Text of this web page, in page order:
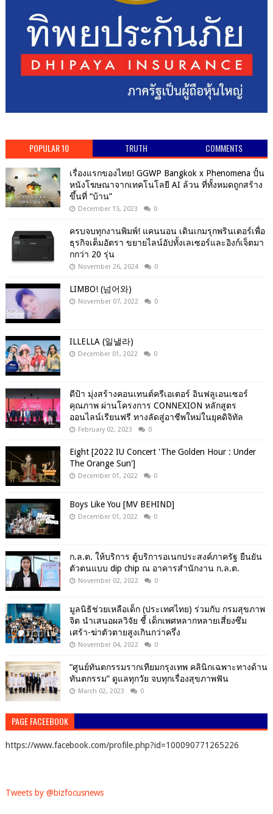
POPULAR 10 TRUTH COMMENTS
เรื่องแรกของไทย! GGWP Bangkok x Phenomena ปั้น
หนังโฆษณาจากเทคโนโลยี AI ล้วน ที่ทั้งหมดถูกสร้าง
ขึ้นที่ “บ้าน”
December 15, 2023 0
ครบจบทุกงานพิมพ์! แคนนอน เดินเกมรุกพรินเตอร์เพื่อ
ธุรกิจเต็มอัตรา ขยายไลน์อัปทั้งเลเซอร์และอิงก์เจ็ตมา
กกว่า 20 รุ่น
November 26, 2024 0
LIMBO! (넘어와)
November 07, 2022 0
ILLELLA (일낼라)
December 01, 2022 0
ดีป้า มุ่งสร้างคอนเทนต์ครีเอเตอร์ อินฟลูเอนเซอร์
คุณภาพ ผ่านโครงการ CONNEXION หลักสูตร
ออนไลน์เรียนฟรี ทางลัดสู่อาชีพใหม่ในยุคดิจิทัล
February 02, 2023 0
Eight [2022 IU Concert 'The Golden Hour : Under
The Orange Sun']
December 01, 2022 0
Boys Like You [MV BEHIND]
December 01, 2022 0
ก.ล.ต. ให้บริการ ตู้บริการอเนกประสงค์ภาครัฐ ยืนยัน
ตัวตนแบบ dip chip ณ อาคารสำนักงาน ก.ล.ต.
November 02, 2022 0
มูลนิธิช่วยเหลือเด็ก (ประเทศไทย) ร่วมกับ กรมสุขภาพ
จิต นำเสนอผลวิจัย ชี้ เด็กเพศหลากหลายเสี่ยงซึม
เศร้า-ฆ่าตัวตายสูงเกินกว่าครึ่ง
November 04, 2022 0
“ศูนย์ทันตกรรมรากเทียมกรุงเทพ คลินิกเฉพาะทางด้าน
ทันตกรรม” ดูแลทุกวัย จบทุกเรื่องสุขภาพฟัน
March 02, 2023 0
PAGE FACEEBOOK
https://www.facebook.com/profile.php?id=100090771265226
Tweets by @bizfocusnews